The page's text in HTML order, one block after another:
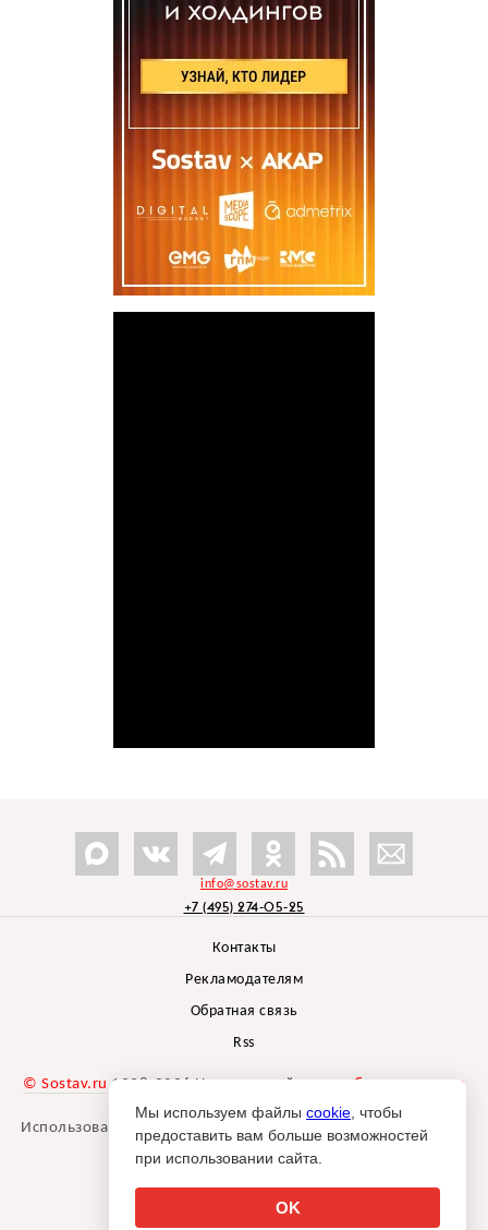
info@sostav.ru
+7 (495) 274-05-25
Контакты
Рекламодателям
Обратная связь
Rss
© Sostav.ru 1998-2026 Независимый проектбрендингового
агентства Depot
Использование материалов Sostav.ru допустимо только при
указании источника.
18+
Мы используем файлы cookie , чтобы
предоставить вам больше возможностей
при использовании сайта.
OK